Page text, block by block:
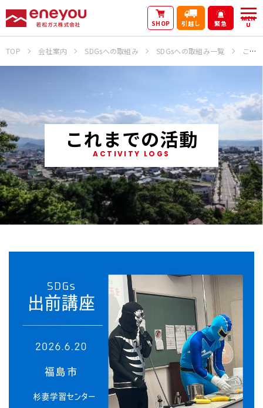
SHOP 引越し 緊急
MEN
U
TOP 会社案内 SDGsへの取組み SDGsへの取組み一覧 これまでの活動
これまでの活動
ACTIVITY LOGS